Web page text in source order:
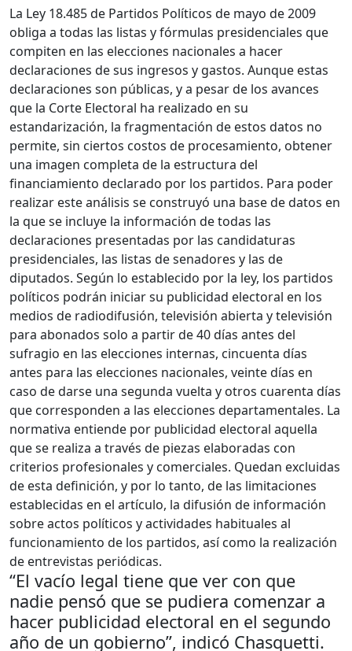
La Ley 18.485 de Partidos Políticos de mayo de 2009
obliga a todas las listas y fórmulas presidenciales que
compiten en las elecciones nacionales a hacer
declaraciones de sus ingresos y gastos. Aunque estas
declaraciones son públicas, y a pesar de los avances
que la Corte Electoral ha realizado en su
estandarización, la fragmentación de estos datos no
permite, sin ciertos costos de procesamiento, obtener
una imagen completa de la estructura del
financiamiento declarado por los partidos. Para poder
realizar este análisis se construyó una base de datos en
la que se incluye la información de todas las
declaraciones presentadas por las candidaturas
presidenciales, las listas de senadores y las de
diputados. Según lo establecido por la ley, los partidos
políticos podrán iniciar su publicidad electoral en los
medios de radiodifusión, televisión abierta y televisión
para abonados solo a partir de 40 días antes del
sufragio en las elecciones internas, cincuenta días
antes para las elecciones nacionales, veinte días en
caso de darse una segunda vuelta y otros cuarenta días
que corresponden a las elecciones departamentales. La
normativa entiende por publicidad electoral aquella
que se realiza a través de piezas elaboradas con
criterios profesionales y comerciales. Quedan excluidas
de esta definición, y por lo tanto, de las limitaciones
establecidas en el artículo, la difusión de información
sobre actos políticos y actividades habituales al
funcionamiento de los partidos, así como la realización
de entrevistas periódicas.
“El vacío legal tiene que ver con que
nadie pensó que se pudiera comenzar a
hacer publicidad electoral en el segundo
año de un gobierno”, indicó Chasquetti.